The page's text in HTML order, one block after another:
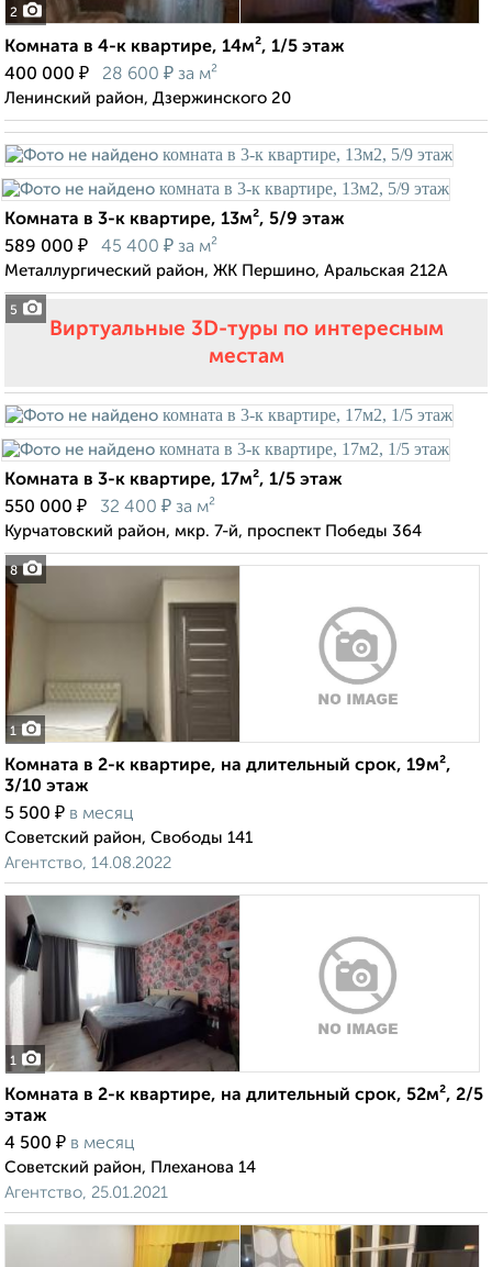
2
Комната в 4-к квартире, 14м², 1/5 этаж
400 000 ₽ 28 600 ₽ за м²
Ленинский район, Дзержинского 20
5
Комната в 3-к квартире, 13м², 5/9 этаж
589 000 ₽ 45 400 ₽ за м²
Металлургический район, ЖК Першино, Аральская 212А
Виртуальные 3D-туры по интересным
местам
8
Комната в 3-к квартире, 17м², 1/5 этаж
550 000 ₽ 32 400 ₽ за м²
Курчатовский район, мкр. 7-й, проспект Победы 364
1
Комната в 2-к квартире, на длительный срок, 19м²,
3/10 этаж
5 500 ₽ в месяц
Советский район, Свободы 141
Агентство, 14.08.2022
1
Комната в 2-к квартире, на длительный срок, 52м², 2/5
этаж
4 500 ₽ в месяц
Советский район, Плеханова 14
Агентство, 25.01.2021